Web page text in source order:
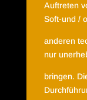
Auftreten
Soft-und /
anderen
nur
bringen.